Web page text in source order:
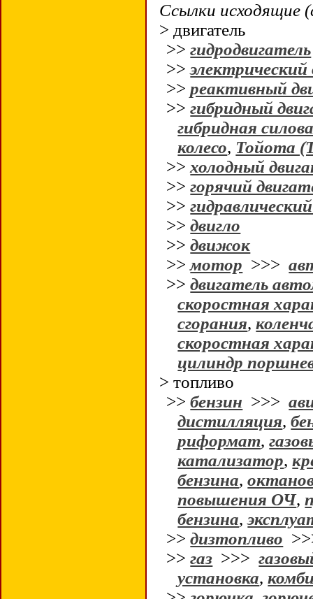
Ссылки исходящие
> двигатель
>>гидродвигатель
>>электрический
>>реактивный
>>гибридный
гибридная
колесо, Тойота
>>холодный
>>горячий
>>
>>двигло
>>движок
>>мотор >>>
>>двигатель
скоростная
сгорания,
скоростная
цилиндр
> топливо
>>бензин >>>
дистилляция,
риформат,
катализатор,
бензина,
повышения ОЧ,
бензина,
>>дизтопливо
>>газ >>>
установка,